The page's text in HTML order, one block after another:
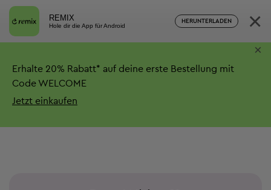
REMIX
Hole dir die App für Android
HERUNTERLADEN ×
Erhalte 20% Rabatt* auf deine erste Bestellung mit
Code WELCOME
Jetzt einkaufen
×